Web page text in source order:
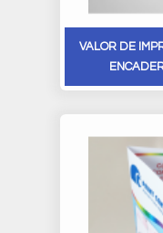
VALOR DE